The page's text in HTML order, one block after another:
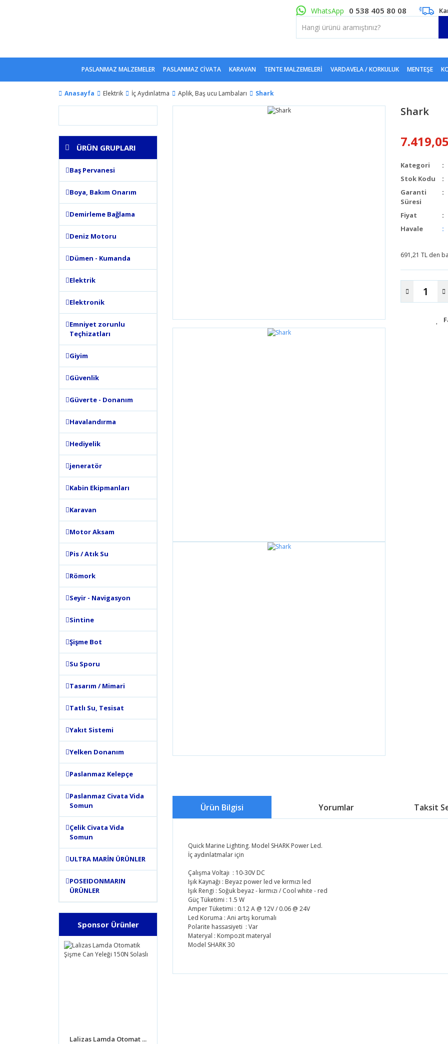
WhatsApp 0 538 405 80 08
PASLANMAZ MALZEMELER PASLANMAZ CİVATA KARAVAN TENTE MALZEMELERI VARDAVELA / KORKULUK MENTEŞE
Anasayfa Elektrik İç Aydınlatma Aplik, Baş ucu Lambaları Shark
ÜRÜN GRUPLARI
Baş Pervanesi
Boya, Bakım Onarım
Demirleme Bağlama
Deniz Motoru
Dümen - Kumanda
Elektrik
Elektronik
Emniyet zorunlu
Teçhizatları
Giyim
Güvenlik
Güverte - Donanım
Havalandırma
Hediyelik
jeneratör
Kabin Ekipmanları
Karavan
Motor Aksam
Pis / Atık Su
Römork
Seyir - Navigasyon
Sintine
Şişme Bot
Su Sporu
Tasarım / Mimari
Tatlı Su, Tesisat
Yakıt Sistemi
Yelken Donanım
Paslanmaz Kelepçe
Paslanmaz Civata Vida
Somun
Çelik Civata Vida
Somun
ULTRA MARİN ÜRÜNLER
POSEIDONMARIN
ÜRÜNLER
Sponsor Ürünler
Lalizas Lamda Otomat ...
Shark
Kategori
Stok Kodu
Garanti
Süresi
Fiyat
Havale
691,21 TL den
Ürün Bilgisi Yorumlar Taksit
Quick Marine Lighting. Model SHARK Power Led.
İç aydınlatmalar için
Çalışma Voltajı : 10-30V DC
Işık Kaynağı : Beyaz power led ve kırmızı led
Işık Rengi : Soğuk beyaz - kırmızı / Cool white - red
Güç Tüketimi : 1.5 W
Amper Tüketimi : 0.12 A @ 12V / 0.06 @ 24V
Led Koruma : Ani artış korumalı
Polarite hassasiyeti : Var
Materyal : Kompozit materyal
Model SHARK 30